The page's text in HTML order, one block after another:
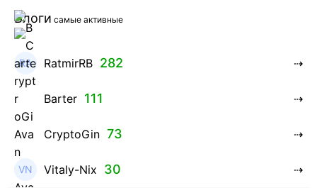
Блоги самые активные
RatmirRB 282
Barter 111
CryptoGin 73
Vitaly-Nix 30